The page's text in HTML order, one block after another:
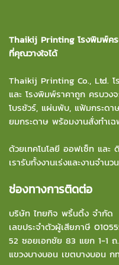
Thaikij Printing โรงพิมพ์ค
ที่คุณวางใจได้
Thaikij Printing Co., Ltd.
และ โรงพิมพ์ราคาถูก ครบว
โบรชัวร์, แผ่นพับ, แฟ้มกระด
ยมกระดาษ พร้อมงานสั่งทำเ
ด้วยเทคโนโลยี ออฟเซ็ท และ
เรารับทั้งงานเร่งและงานจำ
ช่องทางการติดต่อ
บริษัท ไทยกิจ พริ้นติ้ง จำกัด
เลขประจำตัวผู้เสียภาษี
52 ซอยเอกชัย 83 แยก 1-1 ถ
แขวงบางบอน เขตบางบอน ก